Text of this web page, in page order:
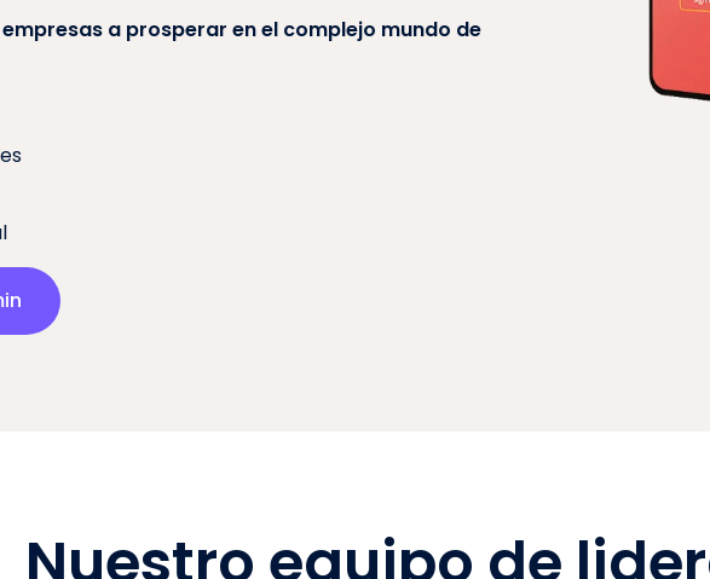
a prosperar en el complejo mundo de
Nuestro equipo de